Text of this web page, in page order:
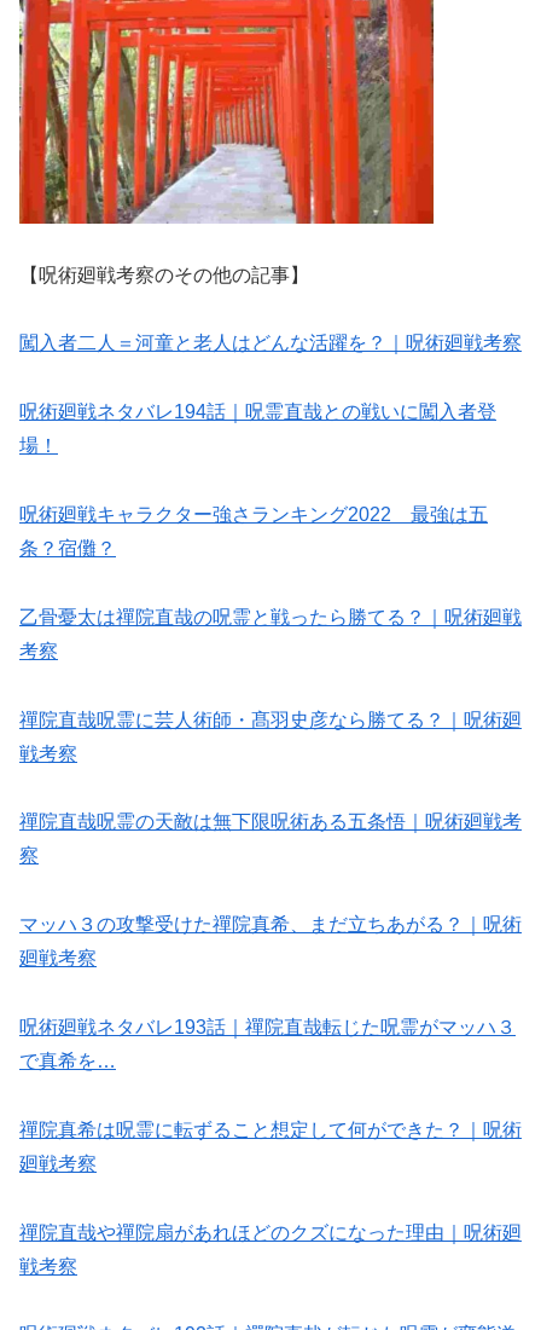
【呪術廻戦考察のその他の記事】
闖入者二人＝河童と老人はどんな活躍を？｜呪術廻戦考察
呪術廻戦ネタバレ194話｜呪霊直哉との戦いに闖入者登
場！
呪術廻戦キャラクター強さランキング2022 最強は五
条？宿儺？
乙骨憂太は禪院直哉の呪霊と戦ったら勝てる？｜呪術廻戦
考察
禪院直哉呪霊に芸人術師・髙羽史彦なら勝てる？｜呪術廻
戦考察
禪院直哉呪霊の天敵は無下限呪術ある五条悟｜呪術廻戦考
察
マッハ３の攻撃受けた禪院真希、まだ立ちあがる？｜呪術
廻戦考察
呪術廻戦ネタバレ193話｜禪院直哉転じた呪霊がマッハ３
で真希を…
禪院真希は呪霊に転ずること想定して何ができた？｜呪術
廻戦考察
禪院直哉や禪院扇があれほどのクズになった理由｜呪術廻
戦考察